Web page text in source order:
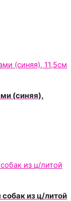
(синяя),
из ц/литой